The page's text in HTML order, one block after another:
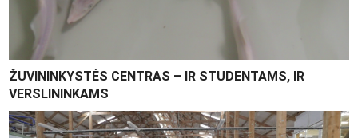
ŽUVININKYSTĖS CENTRAS – IR STUDENTAMS, IR
VERSLININKAMS